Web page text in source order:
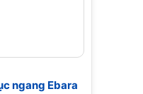
ngang Ebara